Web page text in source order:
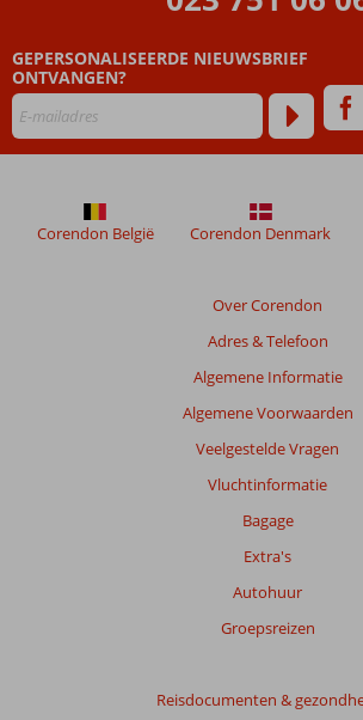
genieten
van
drankjes
met
GEPERSONALISEERDE NIEUWSBRIEF
ONTVANGEN?
Over Corendon
Adres & Telefoon
Algemene Informatie
Algemene Voorwaarden
Veelgestelde Vragen
Vluchtinformatie
Bagage
Extra's
Autohuur
Groepsreizen
Reisdocumenten &
Corendon België Corendon Denmark